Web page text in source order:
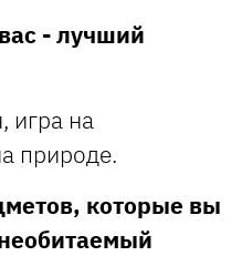
- лучший
игра на
природе.
которые вы